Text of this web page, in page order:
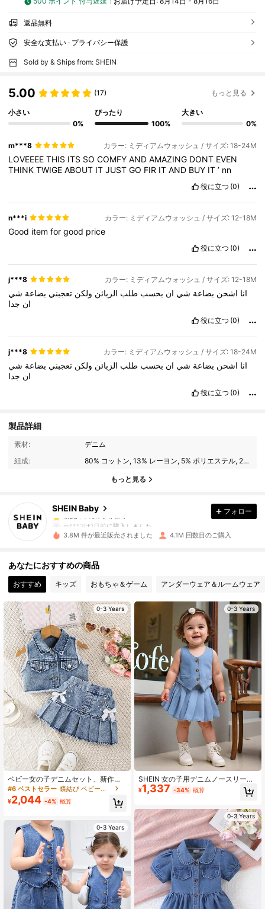
返品無料
安全な支払い · プライバシー保護
Sold by & Ships from: SHEIN
5.00 (17) もっと見る
小さい
0%
ぴったり
100%
大きい
0%
m***8 カラー: ミディアムウォッシュ / サイズ: 18-24M
LOVEEEETHIS ITS SOCOMFYANDAMAZING DONT EVEN
THINKTWIGEABOUT ITJUSTGO FIR ITAND BUY IT’ nn
役に立つ (0)
n***i カラー: ミディアムウォッシュ / サイズ: 12-18M
Good itemforgood price
役に立つ (0)
j***8 カラー: ミディアムウォッシュ / サイズ: 12-18M
انا اشحن بضاعة شي ان بحسب طلب الزبائن ولكن تعجبني بضاعة شي
ان جدا
役に立つ (0)
j***8 カラー: ミディアムウォッシュ / サイズ: 18-24M
انا اشحن بضاعة شي ان بحسب طلب الزبائن ولكن تعجبني بضاعة شي
ان جدا
役に立つ (0)
製品詳細
素材:
デニム
組成:
80% コットン, 13% レーヨン, 5% ポリエステル, 2% モダール
もっと見る
SHEIN Baby
743K フォロワー
4.96
743K フォロワー
m***3
1日前 に購入しました
o***a が 8時間前にフォローしました
4.96 743K フォロワー
4.96 743K フォロワー
4.96 743K フォロワー
4.96 743K フォロワー
4.96 743K フォロワー
4.96 743K フォロワー
4.96 743K フォロワー
フォロー
3.8M 件が最近販売されました 4.1M 回数目のご購入
あなたにおすすめの商品
おすすめ キッズ おもちゃ＆ゲーム アンダーウェア＆ルームウェア
0-3 Years
ベビー女の子デニムセット、新作ラ
イトウォッシュブルーのクロップド
フレイドデニムベスト&プリーツビー
ズ付きリボンデニムスカートセッ
います
#6 ベストセラー 蝶結び ベビーガールズデニム
¥2,044 -4% 概算
0-3 Years
0-3 Years
SHEIN 女の子用デニムノースリーブ
ベスト&プリーツスカートセット 2点
セット
¥1,337 -34% 概算
0-3 Years